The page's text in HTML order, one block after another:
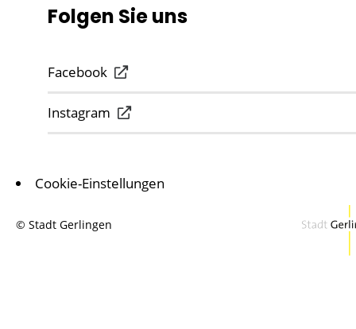
Folgen Sie uns
Facebook
Instagram
Cookie-Einstellungen
© Stadt Gerlingen